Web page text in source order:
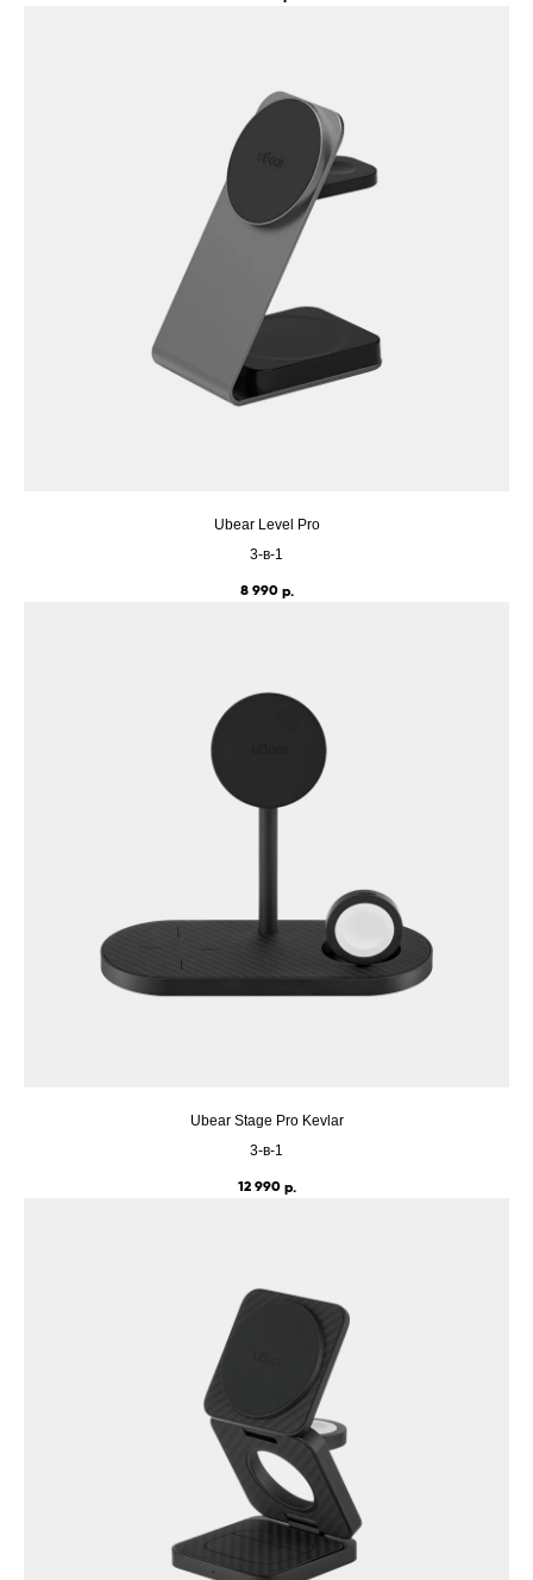
Ubear Level Pro
3-в-1
8 990 р.
Ubear Stage Pro Kevlar
3-в-1
12 990 р.